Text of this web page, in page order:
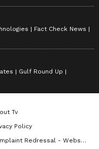
Fact Check News
Gulf Round Up
Tv
Policy
Redressal - Website